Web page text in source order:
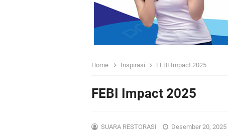
Sosialisasi BSPS Di
MTs Nahdlatul Athfal
Home Inspirasi FEBI Impact 2025
FEBI Impact 2025
SUARA RESTORASI Desember 20, 2025